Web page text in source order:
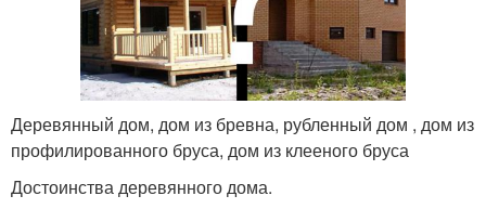
Деревянный дом, дом из бревна, рубленный дом , дом из
профилированного бруса, дом из клееного бруса
Достоинства деревянного дома.